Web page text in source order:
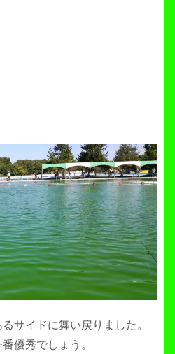
サイドに舞い戻りました。
優秀でしょう。